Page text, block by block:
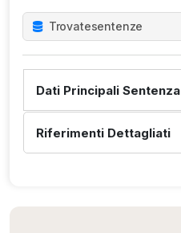
Trovatesentenze
Dati Principali Sentenza
Riferimenti Dettagliati